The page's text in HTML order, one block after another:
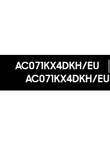
AC071KX4DKH/EU
AC071KX4DKH/EU